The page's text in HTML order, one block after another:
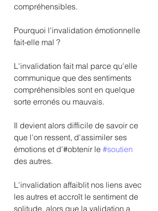
compréhensibles.
Pourquoi l'invalidation émotionnelle
fait-elle mal ?
L'invalidation fait mal parce qu'elle
communique que des sentiments
compréhensibles sont en quelque
sorte erronés ou mauvais.
Il devient alors difficile de savoir ce
que l'on ressent, d'assimiler ses
émotions et d'#obtenir le #soutien
des autres.
L'invalidation affaiblit nos liens avec
les autres et accroît le sentiment de
solitude, alors que la validation a